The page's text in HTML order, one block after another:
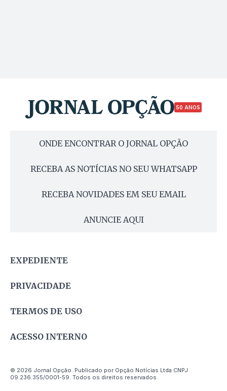
50 ANOS
ONDE ENCONTRAR O JORNAL OPÇÃO
RECEBA AS NOTÍCIAS NO SEU WHATSAPP
RECEBA NOVIDADES EM SEU EMAIL
ANUNCIE AQUI
EXPEDIENTE
PRIVACIDADE
TERMOS DE USO
ACESSO INTERNO
© 2026 Jornal Opção. Publicado por Opção Notícias Ltda CNPJ
09.236.355/0001-59. Todos os direitos reservados.